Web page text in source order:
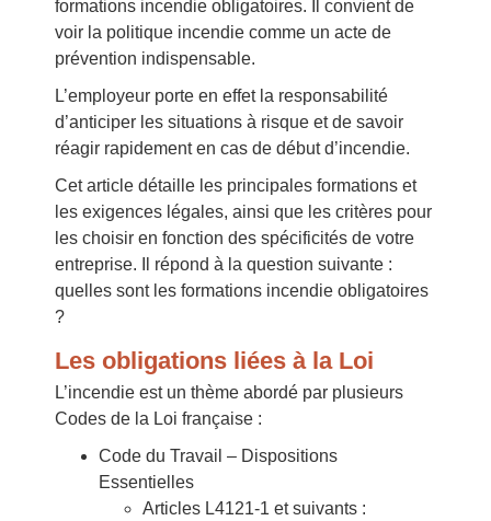
formations incendie obligatoires. Il convient de
voir la politique incendie comme un acte de
prévention indispensable.
L’employeur porte en effet la responsabilité
d’anticiper les situations à risque et de savoir
réagir rapidement en cas de début d’incendie.
Cet article détaille les principales formations et
les exigences légales, ainsi que les critères pour
les choisir en fonction des spécificités de votre
entreprise. Il répond à la question suivante :
quelles sont les formations incendie obligatoires
?
Les obligations liées à la Loi
L’incendie est un thème abordé par plusieurs
Codes de la Loi française :
Code du Travail – Dispositions
Essentielles
Articles L4121-1 et suivants :